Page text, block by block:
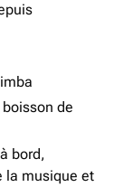
de
bord,
la musique et